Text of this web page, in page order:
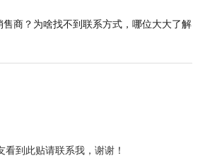
商？为啥找不到联系方式，哪位大大了解
看到此贴请联系我，谢谢！